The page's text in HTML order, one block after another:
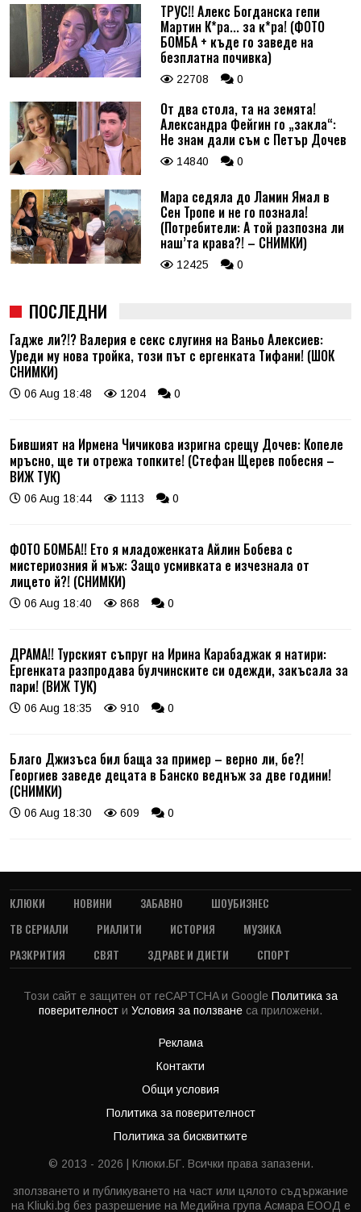
ТРУС!! Алекс Богданска гепи
Мартин К*ра... за к*ра! (ФОТО
БОМБА + къде го заведе на
безплатна почивка)
22708 0
От два стола, та на земята!
Александра Фейгин го „закла“:
Не знам дали съм с Петър Дочев
14840 0
Мара седяла до Ламин Ямал в
Сен Тропе и не го познала!
(Потребители: А той разпозна ли
наш’та крава?! – СНИМКИ)
12425 0
ПОСЛЕДНИ
Гадже ли?!? Валерия е секс слугиня на Ваньо Алексиев:
Уреди му нова тройка, този път с ергенката Тифани! (ШОК
СНИМКИ)
06 Aug 18:48 1204 0
Бившият на Ирмена Чичикова изригна срещу Дочев: Копеле
мръсно, ще ти отрежа топките! (Стефан Щерев побесня –
ВИЖ ТУК)
06 Aug 18:44 1113 0
ФОТО БОМБА!! Ето я младоженката Айлин Бобева с
мистериозния й мъж: Защо усмивката е изчезнала от
лицето й?! (СНИМКИ)
06 Aug 18:40 868 0
ДРАМА!! Турският съпруг на Ирина Карабаджак я натири:
Ергенката разпродава булчинските си одежди, закъсала за
пари! (ВИЖ ТУК)
06 Aug 18:35 910 0
Благо Джизъса бил баща за пример – верно ли, бе?!
Георгиев заведе децата в Банско веднъж за две години!
(СНИМКИ)
06 Aug 18:30 609 0
КЛЮКИ НОВИНИ ЗАБАВНО
ШОУБИЗНЕС
ТВ СЕРИАЛИ
РИАЛИТИ ИСТОРИЯ
МУЗИКА
РАЗКРИТИЯ
СВЯТ ЗДРАВЕ И ДИЕТИ СПОРТ
Този сайт е защитен от reCAPTCHA и Google Политика за
поверителност и Условия за ползване са приложени.
Реклама
Контакти
Общи условия
Политика за поверителност
Политика за бисквитките
© 2013 - 2026 | Клюки.БГ. Всички права запазени.
зползването и публикуването на част или цялото съдържание
на Kliuki.bg без разрешение на Медийна група Асмара ЕООД е